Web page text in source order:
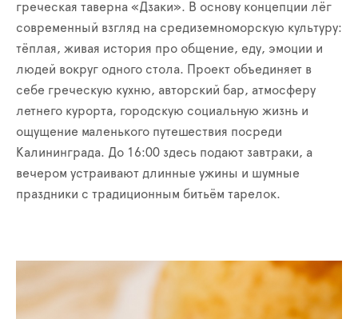
греческая таверна «Дзаки». В основу концепции лёг
современный взгляд на средиземноморскую культуру:
тёплая, живая история про общение, еду, эмоции и
людей вокруг одного стола. Проект объединяет в
себе греческую кухню, авторский бар, атмосферу
летнего курорта, городскую социальную жизнь и
ощущение маленького путешествия посреди
Калининграда. До 16:00 здесь подают завтраки, а
вечером устраивают длинные ужины и шумные
праздники с традиционным битьём тарелок.